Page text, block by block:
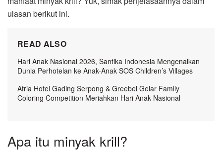
ulasan berikut ini.
READ ALSO
Hari Anak Nasional 2026, Santika Indonesia Mengenalkan
Dunia Perhotelan ke Anak-Anak SOS Children’s Villages
Atria Hotel Gading Serpong & Greebel Gelar Family
Coloring Competition Meriahkan Hari Anak Nasional
Apa itu minyak krill?